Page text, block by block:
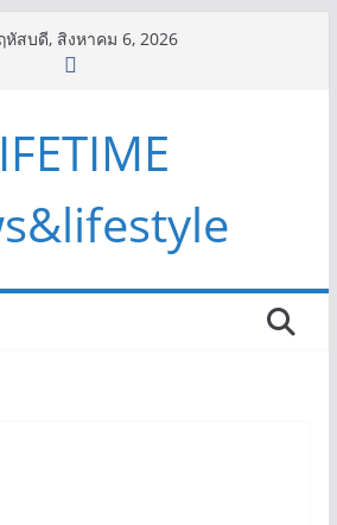
หัสบดี, สิงหาคม 6, 2026